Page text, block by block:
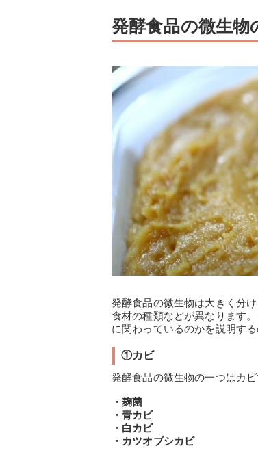
発酵食品の微生物
発酵食品の微生物は大きく分
食材の種類などが異なります
に関わっているのかを説明す
①カビ
発酵食品の微生物の一つはカ
・麹菌
・青カビ
・白カビ
・カツオブシカビ